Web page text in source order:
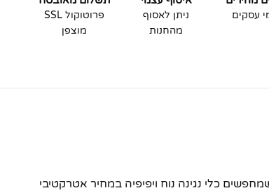
ניתן לאסוף
מהחנות
פרוטוקול SSL
מוצפן
כלי נגינה נוח ויפיפיה במחיר אטרקטיבי